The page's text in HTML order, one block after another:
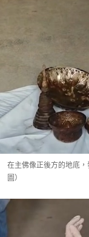
在主佛像正後方的地底
圖）